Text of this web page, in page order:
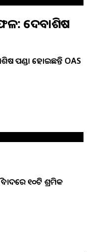
ଫଳ: ଦେବାଶିଷ
ପଣ୍ଡା ହୋଇଛନ୍ତି OAS
ବାଦରେ ୧୦ଟି ଶ୍ରମିକ